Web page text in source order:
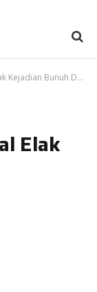
Kejadian Bunuh Diri
Elak